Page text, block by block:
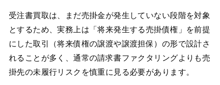
受注書買取は、まだ売掛金が発生していない段階を対象
とするため、実務上は「将来発生する売掛債権」を前提
にした取引（将来債権の譲渡や譲渡担保）の形で設計さ
れることが多く、通常の請求書ファクタリングよりも売
掛先の未履行リスクを慎重に見る必要があります。